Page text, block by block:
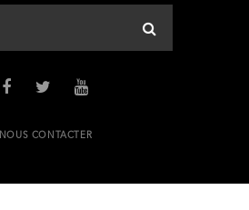
NOUS CONTACTER